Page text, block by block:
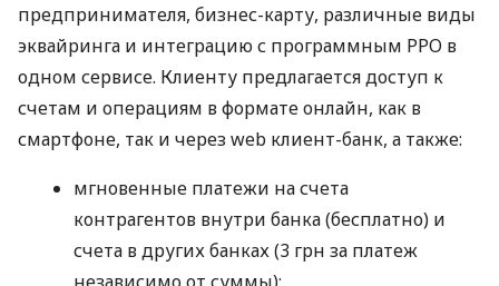
предпринимателя, бизнес-карту, различные виды
эквайринга и интеграцию с программным РРО в
одном сервисе. Клиенту предлагается доступ к
счетам и операциям в формате онлайн, как в
смартфоне, так и через web клиент-банк, а также:
мгновенные платежи на счета
контрагентов внутри банка (бесплатно) и
счета в других банках (3 грн за платеж